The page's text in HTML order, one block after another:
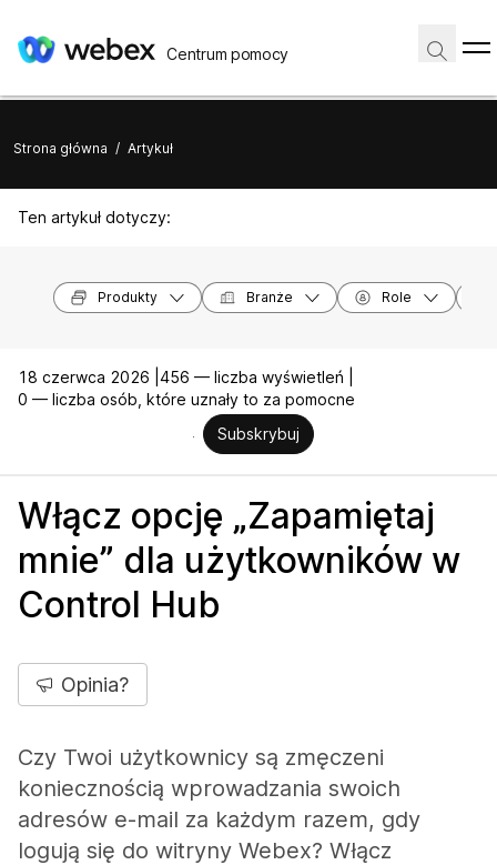
Centrum pomocy
Strona główna / Artykuł
Ten artykuł dotyczy:
Produkty Branże Role
18 czerwca 2026 | 456 — liczba wyświetleń |
0 — liczba osób, które uznały to za pomocne
Subskrybuj
Włącz opcję „Zapamiętaj
mnie” dla użytkowników w
Control Hub
Opinia?
Czy Twoi użytkownicy są zmęczeni
koniecznością wprowadzania swoich
adresów e-mail za każdym razem, gdy
logują się do witryny Webex? Włącz